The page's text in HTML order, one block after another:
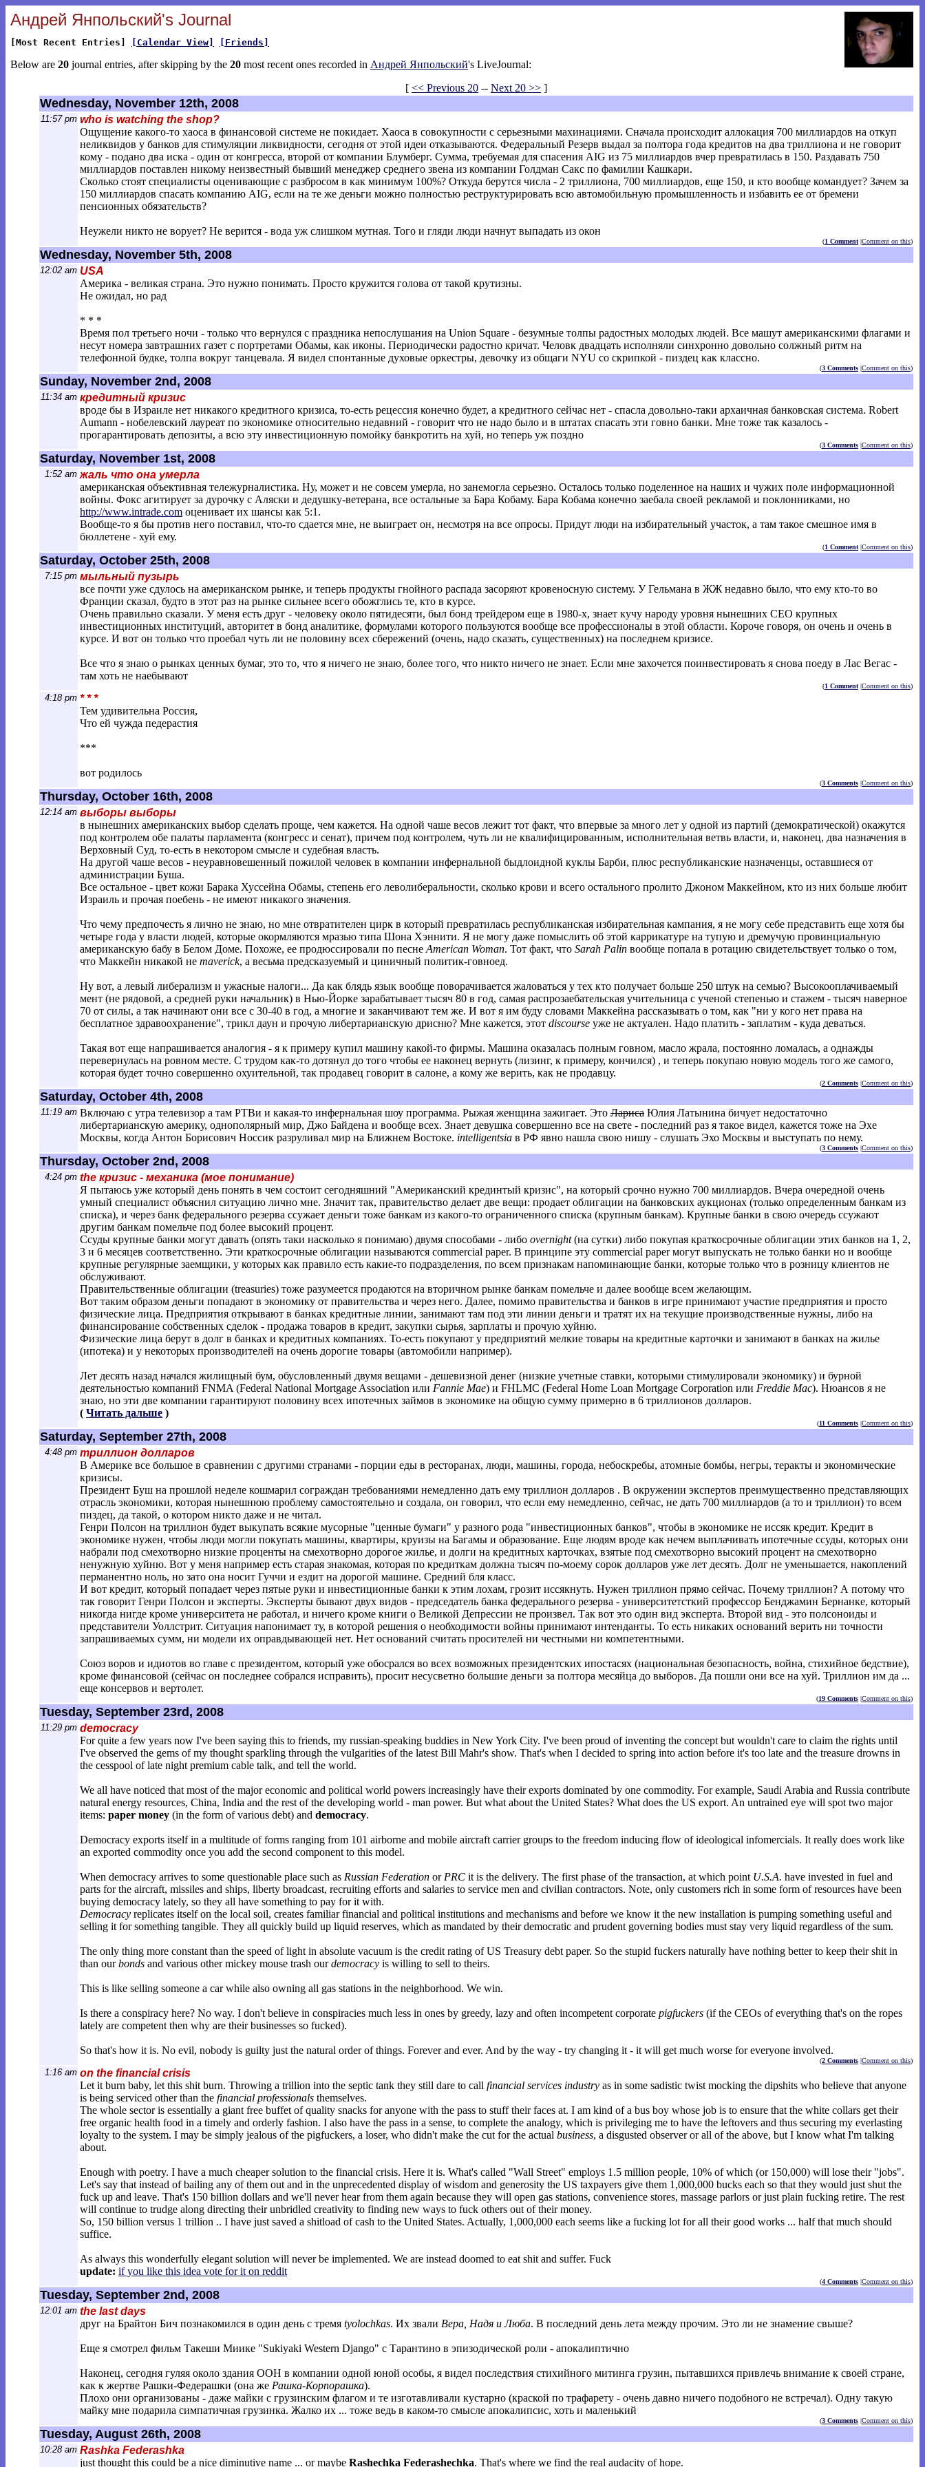
Андрей Янпольский's Journal
[Most Recent Entries] [Calendar View] [Friends]
Below are 20 journal entries, after skipping by the 20 most recent ones recorded in Андрей Янпольский's LiveJournal:
[ << Previous 20 -- Next 20 >> ]
Wednesday, November 12th, 2008
11:57 pm who is watching the shop?
Ощущение какого-то хаоса в финансовой системе не покидает. Хаоса в совокупности с серьезными махинациями. Сначала происходит аллокация 700 миллиардов на откуп
неликвидов у банков для стимуляции ликвидности, сегодня от этой идеи отказываются. Федеральный Резерв выдал за полтора года кредитов на два триллиона и не говорит
кому - подано два иска - один от конгресса, второй от компании Блумберг. Сумма, требуемая для спасения AIG из 75 миллиардов вчер превратилась в 150. Раздавать 750
миллиардов поставлен никому неизвестный бывший менеджер среднего звена из компании Голдман Сакс по фамилии Кашкари.
Сколько стоят специалисты оценивающие с разбросом в как минимум 100%? Откуда берутся числа - 2 триллиона, 700 миллиардов, еще 150, и кто вообще командует? Зачем за
150 миллиардов спасать компанию AIG, если на те же деньги можно полностью реструктурировать всю автомобильную промышленность и избавить ее от бремени
пенсионных обязательств?
Неужели никто не ворует? Не верится - вода уж слишком мутная. Того и гляди люди начнут выпадать из окон
(1 Comment |Comment on this)
Wednesday, November 5th, 2008
12:02 am USA
Америка - великая страна. Это нужно понимать. Просто кружится голова от такой крутизны.
Не ожидал, но рад
* * *
Время пол третьего ночи - только что вернулся с праздника непослушания на Union Square - безумные толпы радостных молодых людей. Все машут американскими флагами и
несут номера завтрашних газет с портретами Обамы, как иконы. Периодически радостно кричат. Человк двадцать исполняли синхронно довольно солжный ритм на
телефонной будке, толпа вокруг танцевала. Я видел спонтанные духовые оркестры, девочку из общаги NYU со скрипкой - пиздец как классно.
(3 Comments |Comment on this)
Sunday, November 2nd, 2008
11:34 am кредитный кризис
вроде бы в Израиле нет никакого кредитного кризиса, то-есть рецессия конечно будет, а кредитного сейчас нет - спасла довольно-таки архаичная банковская система. Robert
Aumann - нобелевский лауреат по экономике относительно недавний - говорит что не надо было и в штатах спасать эти говно банки. Мне тоже так казалось -
прогарантировать депозиты, а всю эту инвестиционную помойку банкротить на хуй, но теперь уж поздно
(3 Comments |Comment on this)
Saturday, November 1st, 2008
1:52 am жаль что она умерла
американская объективная тележурналистика. Ну, может и не совсем умерла, но занемогла серьезно. Осталось только поделенное на наших и чужих поле информационной
войны. Фокс агитирует за дурочку с Аляски и дедушку-ветерана, все остальные за Бара Кобаму. Бара Кобама конечно заебала своей рекламой и поклонниками, но
http://www.intrade.com оценивает их шансы как 5:1.
Вообще-то я бы против него поставил, что-то сдается мне, не выиграет он, несмотря на все опросы. Придут люди на избирательный участок, а там такое смешное имя в
бюллетене - хуй ему.
(1 Comment |Comment on this)
Saturday, October 25th, 2008
7:15 pm мыльный пузырь
все почти уже сдулось на американском рынке, и теперь продукты гнойного распада засоряют кровеносную систему. У Гельмана в ЖЖ недавно было, что ему кто-то во
Франции сказал, будто в этот раз на рынке сильнее всего обожглись те, кто в курсе.
Очень правильно сказали. У меня есть друг - человеку около пятидесяти, был бонд трейдером еще в 1980-х, знает кучу народу уровня нынешних СЕО крупных
инвестиционных институций, авторитет в бонд аналитике, формулами которого пользуются вообще все профессионалы в этой области. Короче говоря, он очень и очень в
курсе. И вот он только что проебал чуть ли не половину всех сбережений (очень, надо сказать, существенных) на последнем кризисе.
Все что я знаю о рынках ценных бумаг, это то, что я ничего не знаю, более того, что никто ничего не знает. Если мне захочется поинвестировать я снова поеду в Лас Вегас -
там хоть не наебывают
(1 Comment |Comment on this)
4:18 pm * * *
Тем удивительна Россия,
Что ей чужда педерастия
***
вот родилось
(3 Comments |Comment on this)
Thursday, October 16th, 2008
12:14 am выборы выборы
в нынешних американских выбор сделать проще, чем кажется. На одной чаше весов лежит тот факт, что впервые за много лет у одной из партий (демократической) окажутся
под контролем обе палаты парламента (конгресс и сенат), причем под контролем, чуть ли не квалифицированным, исполнительная ветвь власти, и, наконец, два назначения в
Верховный Суд, то-есть в некотором смысле и судебная власть.
На другой чаше весов - неуравновешенный пожилой человек в компании инфернальной быдлоидной куклы Барби, плюс республиканские назначенцы, оставшиеся от
администрации Буша.
Все остальное - цвет кожи Барака Хуссейна Обамы, степень его леволиберальности, сколько крови и всего остального пролито Джоном Маккейном, кто из них больше любит
Израиль и прочая поебень - не имеют никакого значения.
Что чему предпочесть я лично не знаю, но мне отвратителен цирк в который превратилась республиканская избирательная кампания, я не могу себе представить еще хотя бы
четыре года у власти людей, которые окормляются мразью типа Шона Хэннити. Я не могу даже помыслить об этой каррикатуре на тупую и дремучую провинциальную
американскую бабу в Белом Доме. Похоже, ее продюссировали по песне American Woman. Тот факт, что Sarah Palin вообще попала в ротацию свидетельствует только о том,
что Маккейн никакой не maverick, а весьма предсказуемый и циничный политик-говноед.
Ну вот, а левый либерализм и ужасные налоги... Да как блядь язык вообще поворачивается жаловаться у тех кто получает больше 250 штук на семью? Высокооплачиваемый
мент (не рядовой, а средней руки начальник) в Нью-Йорке зарабатывает тысяч 80 в год, самая распрозаебательская учительница с ученой степенью и стажем - тысяч наверное
70 от силы, а так начинают они все с 30-40 в год, а многие и заканчивают тем же. И вот я им буду словами Маккейна рассказывать о том, как "ни у кого нет права на
бесплатное здравоохранение", трикл даун и прочую либертарианскую дрисню? Мне кажется, этот discourse уже не актуален. Надо платить - заплатим - куда деваться.
Такая вот еще напрашивается аналогия - я к примеру купил машину какой-то фирмы. Машина оказалась полным говном, масло жрала, постоянно ломалась, а однажды
перевернулась на ровном месте. С трудом как-то дотянул до того чтобы ее наконец вернуть (лизинг, к примеру, кончился) , и теперь покупаю новую модель того же самого,
которая будет точно совершенно охуительной, так продавец говорит в салоне, а кому же верить, как не продавцу.
(2 Comments |Comment on this)
Saturday, October 4th, 2008
11:19 am Включаю с утра телевизор а там РТВи и какая-то инфернальная шоу программа. Рыжая женщина зажигает. Это Лариса Юлия Латынина бичует недостаточно
либертарианскую америку, однополярный мир, Джо Байдена и вообще всех. Знает девушка совершенно все на свете - последний раз я такое видел, кажется тоже на Эхе
Москвы, когда Антон Борисович Носсик разруливал мир на Ближнем Востоке. intelligentsia в РФ явно нашла свою нишу - слушать Эхо Москвы и выступать по нему.
(3 Comments |Comment on this)
Thursday, October 2nd, 2008
4:24 pm the кризис - механика (мое понимание)
Я пытаюсь уже который день понять в чем состоит сегодняшний "Американский крединтый кризис", на который срочно нужно 700 миллиардов. Вчера очередной очень
умный специалист объяснил ситуацию лично мне. Значит так, правительство делает две вещи: продает облигации на банковских аукционах (только определенным банкам из
списка), и через банк федерального резерва ссужает деньги тоже банкам из какого-то ограниченного списка (крупным банкам). Крупные банки в свою очередь ссужают
другим банкам помельче под более высокий процент.
Ссуды крупные банки могут давать (опять таки насколько я понимаю) двумя способами - либо overnight(на сутки) либо покупая краткосрочные облигации этих банков на 1, 2,
3 и 6 месяцев соответственно. Эти краткосрочные облигации называются commercial paper. В принципе эту commercial paper могут выпускать не только банки но и вообще
крупные регулярные заемщики, у которых как правило есть какие-то подразделения, по всем признакам напоминающие банки, которые только что в розницу клиентов не
обслуживают.
Правительственные облигации (treasuries) тоже разумеется продаются на вторичном рынке банкам помельче и далее вообще всем желающим.
Вот таким образом деньги попадают в экономику от правительства и через него. Далее, помимо правительства и банков в игре принимают участие предприятия и просто
физические лица. Предприятия открывают в банках кредитные линии, занимают там под эти линии деньги и тратят их на текущие производственные нужны, либо на
финансирование собственных сделок - продажа товаров в кредит, закупки сырья, зарплаты и прочую хуйню.
Физические лица берут в долг в банках и кредитных компаниях. То-есть покупают у предприятий мелкие товары на кредитные карточки и занимают в банках на жилье
(ипотека) и у некоторых производителей на очень дорогие товары (автомобили например).
Лет десять назад начался жилищный бум, обусловленный двумя вещами - дешевизной денег (низкие учетные ставки, которыми стимулировали экономику) и бурной
деятельностью компаний FNMA (Federal National Mortgage Association или Fannie Mae) и FHLMC (Federal Home Loan Mortgage Corporation или Freddie Mac). Нюансов я не
знаю, но эти две компании гарантируют половину всех ипотечных займов в экономике на общую сумму примерно в 6 триллионов долларов.
( Читать дальше )
(11 Comments |Comment on this)
Saturday, September 27th, 2008
4:48 pm триллион долларов
В Америке все большое в сравнении с другими странами - порции еды в ресторанах, люди, машины, города, небоскребы, атомные бомбы, негры, теракты и экономические
кризисы.
Президент Буш на прошлой неделе кошмарил сограждан требованиями немедленно дать ему триллион долларов . В окружении экспертов преимущественно представляющих
отрасль экономики, которая нынешнюю проблему самостоятельно и создала, он говорил, что если ему немедленно, сейчас, не дать 700 миллиардов (а то и триллион) то всем
пиздец, да такой, о котором никто даже и не читал.
Генри Полсон на триллион будет выкупать всякие мусорные "ценные бумаги" у разного рода "инвестиционных банков", чтобы в экономике не иссяк кредит. Кредит в
экономике нужен, чтобы люди могли покупать машины, квартиры, круизы на Багамы и образование. Еще людям вроде как нечем выплачивать ипотечные ссуды, которых они
набрали под смехотворно низкие проценты на смехотворно дорогое жилье, и долги на кредитных карточках, взятые под смехотворно высокий процент на смехотворно
ненужную хуйню. Вот у меня например есть старая знакомая, которая по кредиткам должна тысяч по-моему сорок долларов уже лет десять. Долг не уменьшается, накоплений
перманентно ноль, но зато она носит Гуччи и ездит на дорогой машине. Средний бля класс.
И вот кредит, который попадает через пятые руки и инвестиционные банки к этим лохам, грозит иссякнуть. Нужен триллион прямо сейчас. Почему триллион? А потому что
так говорит Генри Полсон и эксперты. Эксперты бывают двух видов - председатель банка федерального резерва - университетсткий профессор Бенджамин Бернанке, который
никогда нигде кроме университета не работал, и ничего кроме книги о Великой Депрессии не произвел. Так вот это один вид эксперта. Второй вид - это полсоноиды и
представители Уоллстрит. Ситуация напонимает ту, в которой решения о необходимости войны принимают интенданты. То есть никаких оснований верить ни точности
запрашиваемых сумм, ни модели их оправдывающей нет. Нет оснований считать просителей ни честными ни компетентными.
Союз воров и идиотов во главе с президентом, который уже обосрался во всех возможных президентских ипостасях (национальная безопасность, война, стихийное бедствие),
кроме финансовой (сейчас он последнее собрался исправить), просит несусветно большие деньги за полтора месяйца до выборов. Да пошли они все на хуй. Триллион им да ...
еще консервов и вертолет.
(19 Comments |Comment on this)
Tuesday, September 23rd, 2008
11:29 pm democracy
For quite a few years now I've been saying this to friends, my russian-speaking buddies in New York City. I've been proud of inventing the concept but wouldn't care to claim the rights until
I've observed the gems of my thought sparkling through the vulgarities of the latest Bill Mahr's show. That's when I decided to spring into action before it's too late and the treasure drowns in
the cesspool of late night premium cable talk, and tell the world.
We all have noticed that most of the major economic and political world powers increasingly have their exports dominated by one commodity. For example, Saudi Arabia and Russia contribute
natural energy resources, China, India and the rest of the developing world - man power. But what about the United States? What does the US export. An untrained eye will spot two major
items: paper money (in the form of various debt) and democracy.
Democracy exports itself in a multitude of forms ranging from 101 airborne and mobile aircraft carrier groups to the freedom inducing flow of ideological infomercials. It really does work like
an exported commodity once you add the second component to this model.
When democracy arrives to some questionable place such as Russian Federation or PRC it is the delivery. The first phase of the transaction, at which point U.S.A. have invested in fuel and
parts for the aircraft, missiles and ships, liberty broadcast, recruiting efforts and salaries to service men and civilian contractors. Note, only customers rich in some form of resources have been
buying democracy lately, so they all have something to pay for it with.
Democracy replicates itself on the local soil, creates familiar financial and political institutions and mechanisms and before we know it the new installation is pumping something useful and
selling it for something tangible. They all quickly build up liquid reserves, which as mandated by their democratic and prudent governing bodies must stay very liquid regardless of the sum.
The only thing more constant than the speed of light in absolute vacuum is the credit rating of US Treasury debt paper. So the stupid fuckers naturally have nothing better to keep their shit in
than ourbonds and various other mickey mouse trash ourdemocracy is willing to sell to theirs.
This is like selling someone a car while also owning all gas stations in the neighborhood. We win.
Is there a conspiracy here? No way. I don't believe in conspiracies much less in ones by greedy, lazy and often incompetent corporate pigfuckers (if the CEOs of everything that's on the ropes
lately are competent then why are their businesses so fucked).
So that's how it is. No evil, nobody is guilty just the natural order of things. Forever and ever. And by the way - try changing it - it will get much worse for everyone involved.
(2 Comments |Comment on this)
1:16 am on the financial crisis
Let it burn baby, let this shit burn. Throwing a trillion into the septic tank they still dare to call financial services industry as in some sadistic twist mocking the dipshits who believe that anyone
is being serviced other than the financial professionals themselves.
The whole sector is essentially a giant free buffet of quality snacks for anyone with the pass to stuff their faces at. I am kind of a bus boy whose job is to ensure that the white collars get their
free organic health food in a timely and orderly fashion. I also have the pass in a sense, to complete the analogy, which is privileging me to have the leftovers and thus securing my everlasting
loyalty to the system. I may be simply jealous of the pigfuckers, a loser, who didn't make the cut for the actual business, a disgusted observer or all of the above, but I know what I'm talking
about.
Enough with poetry. I have a much cheaper solution to the financial crisis. Here it is. What's called "Wall Street" employs 1.5 million people, 10% of which (or 150,000) will lose their "jobs".
Let's say that instead of bailing any of them out and in the unprecedented display of wisdom and generosity the US taxpayers give them 1,000,000 bucks each so that they would just shut the
fuck up and leave. That's 150 billion dollars and we'll never hear from them again because they will open gas stations, convenience stores, massage parlors or just plain fucking retire. The rest
will continue to trudge along directing their unbridled creativity to finding new ways to fuck others out of their money.
So, 150 billion versus 1 trillion .. I have just saved a shitload of cash to the United States. Actually, 1,000,000 each seems like a fucking lot for all their good works ... half that much should
suffice.
As always this wonderfully elegant solution will never be implemented. We are instead doomed to eat shit and suffer. Fuck
update: if you like this idea vote for it on reddit
(4 Comments |Comment on this)
Tuesday, September 2nd, 2008
12:01 am the last days
друг на Брайтон Бич познакомился в один день с тремя tyolochkas. Их звали Вера, Надя и Люба. В последний день лета между прочим. Это ли не знамение свыше?
Еще я смотрел фильм Такеши Миике "Sukiyaki Western Django" с Тарантино в эпизодической роли - апокалиптично
Наконец, сегодня гуляя около здания ООН в компании одной юной особы, я видел последствия стихийного митинга грузин, пытавшихся привлечь внимание к своей стране,
как к жертве Рашки-Федерашки (она же Рашка-Корпорашка).
Плохо они организованы - даже майки с грузинским флагом и те изготавливали кустарно (краской по трафарету - очень давно ничего подобного не встречал). Одну такую
майку мне подарила симпатичная грузинка. Жалко их ... тоже ведь в каком-то смысле апокалипсис, хоть и маленький
(3 Comments |Comment on this)
Tuesday, August 26th, 2008
10:28 am Rashka Federashka
just thought this could be a nice diminutive name ... or maybe Rashechka Federashechka. That's where we find the real audacity of hope.